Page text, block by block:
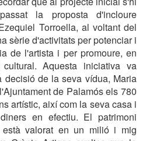
la proposta d'incloure
Torroella, al voltant del
sèrie d'activitats per potenciar i
de l'artista i per promoure, en
Aquesta iniciativa va
decisió de la seva vídua, Maria
de Palamós els 780
artístic, així com la seva casa i
en efectiu. El patrimoni
valorat en un milió i mig